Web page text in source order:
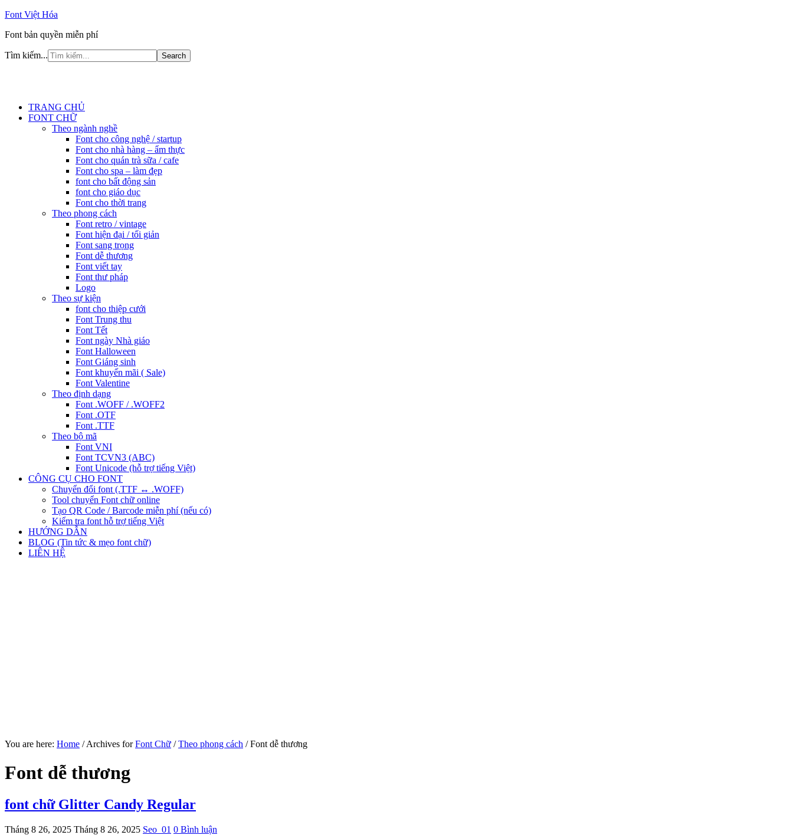
Font Việt Hóa
Font bản quyền miễn phí
Tìm kiếm...
TRANG CHỦ
FONT CHỮ
Theo ngành nghề
Font cho công nghệ / startup
Font cho nhà hàng – ẩm thực
Font cho quán trà sữa / cafe
Font cho spa – làm đẹp
font cho bất động sản
font cho giáo dục
Font cho thời trang
Theo phong cách
Font retro / vintage
Font hiện đại / tối giản
Font sang trọng
Font dễ thương
Font viết tay
Font thư pháp
Logo
Theo sự kiện
font cho thiệp cưới
Font Trung thu
Font Tết
Font ngày Nhà giáo
Font Halloween
Font Giáng sinh
Font khuyến mãi ( Sale)
Font Valentine
Theo định dạng
Font .WOFF / .WOFF2
Font .OTF
Font .TTF
Theo bộ mã
Font VNI
Font TCVN3 (ABC)
Font Unicode (hỗ trợ tiếng Việt)
CÔNG CỤ CHO FONT
Chuyển đổi font (.TTF ↔ .WOFF)
Tool chuyển Font chữ online
Tạo QR Code / Barcode miễn phí (nếu có)
Kiểm tra font hỗ trợ tiếng Việt
HƯỚNG DẪN
BLOG (Tin tức & mẹo font chữ)
LIÊN HỆ
You are here: Home /Archives forFont Chữ / Theo phong cách /Font dễ thương
Font dễ thương
font chữ Glitter Candy Regular
Tháng 8 26, 2025 Tháng 8 26, 2025 Seo_01 0 Bình luận